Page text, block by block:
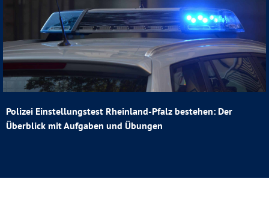
Polizei Einstellungstest Rheinland-Pfalz bestehen: Der
Überblick mit Aufgaben und Übungen